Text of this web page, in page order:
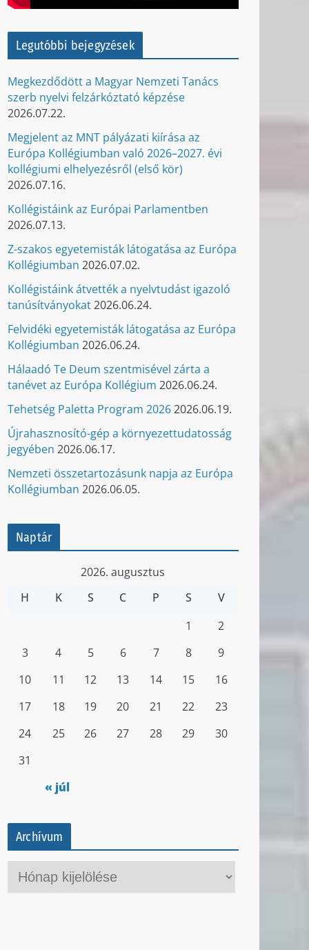
Legutóbbi bejegyzések
Megkezdődött a Magyar Nemzeti Tanács
szerb nyelvi felzárkóztató képzése
2026.07.22.
Megjelent az MNT pályázati kiírása az
Európa Kollégiumban való 2026–2027. évi
kollégiumi elhelyezésről (első kör)
2026.07.16.
Kollégistáink az Európai Parlamentben
2026.07.13.
Z-szakos egyetemisták látogatása az Európa
Kollégiumban 2026.07.02.
Kollégistáink átvették a nyelvtudást igazoló
tanúsítványokat2026.06.24.
Felvidéki egyetemisták látogatása az Európa
Kollégiumban 2026.06.24.
Hálaadó Te Deum szentmisével zárta a
tanévet az Európa Kollégium 2026.06.24.
Tehetség Paletta Program 20262026.06.19.
Újrahasznosító-gép a környezettudatosság
jegyében 2026.06.17.
Nemzeti összetartozásunk napja az Európa
Kollégiumban 2026.06.05.
Naptár
2026. augusztus
H
K S C P S V
« júl
1
2
3
4 5 6 7 8
9
10
11 12 13 14 15
16
17
18 19 20 21 22
23
24
25 26 27 28 29
30
31
Archívum
r